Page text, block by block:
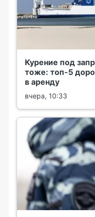
Курение под
тоже: топ-5
в аренду
вчера, 10:33